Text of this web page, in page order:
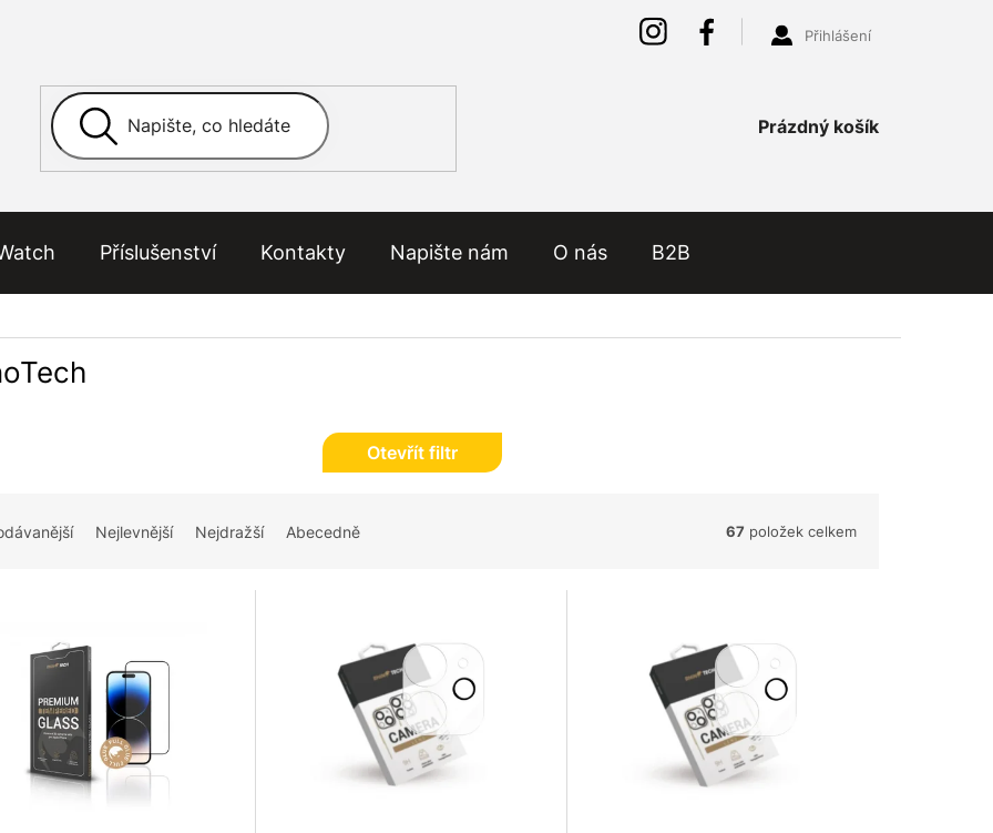
Přihlášení
Nákupní
košík
Prázdný košík
Příslušenství Kontakty Napište nám O nás B2B
Otevřít filtr
Nejlevnější Nejdražší Abecedně 67 položek celkem